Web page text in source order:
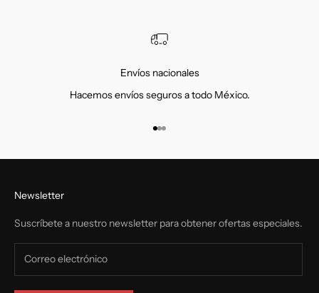
Envíos nacionales
Hacemos envíos seguros a todo México.
Ir al artículo 1
Ir al artículo 2
Ir al artículo 3
Newsletter
Suscríbete a nuestro newsletter para obtener ofertas especiales.